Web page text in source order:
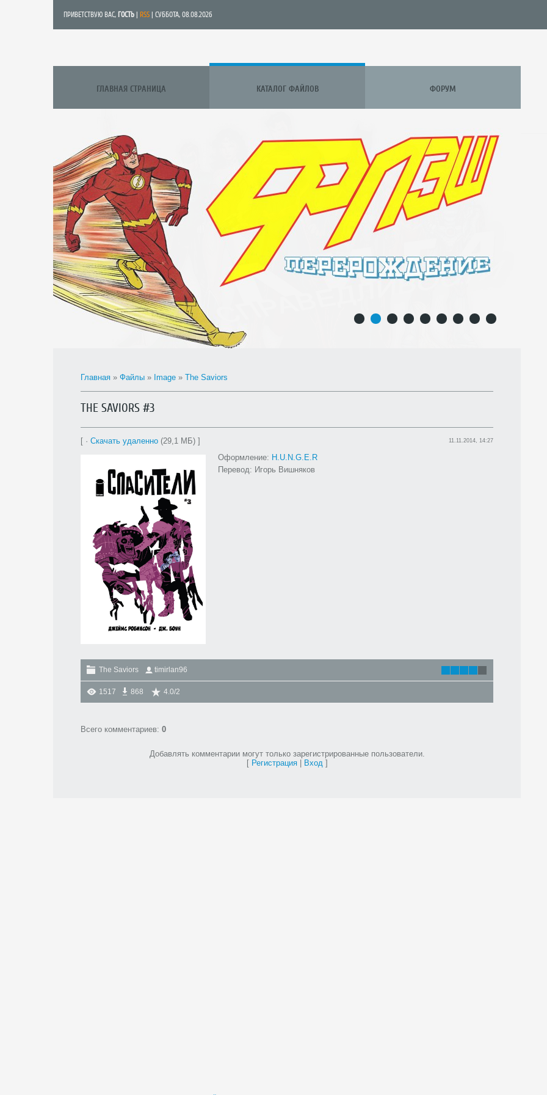
ПРИВЕТСТВУЮ ВАС, ГОСТЬ RSS | СУББОТА, 08.08.2026
ГЛАВНАЯ СТРАНИЦА КАТАЛОГ ФАЙЛОВ ФОРУМ
Главная » Файлы » Image » The Saviors
THE SAVIORS #3
[ · Скачать удаленно (29,1 МБ) ] 11.11.2014, 14:27
Оформление: H.U.N.G.E.R
Перевод: Игорь Вишняков
The Saviors timirlan96
1517 868 4.0/2
Всего комментариев: 0
Добавлять комментарии могут только зарегистрированные пользователи.
[ Регистрация| Вход]